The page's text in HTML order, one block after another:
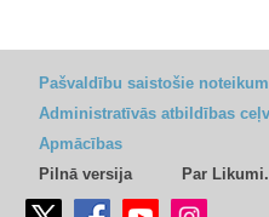
Pašvaldību saistošie
Administratīvās atbildības
Apmācības
Pilnā versija
Par